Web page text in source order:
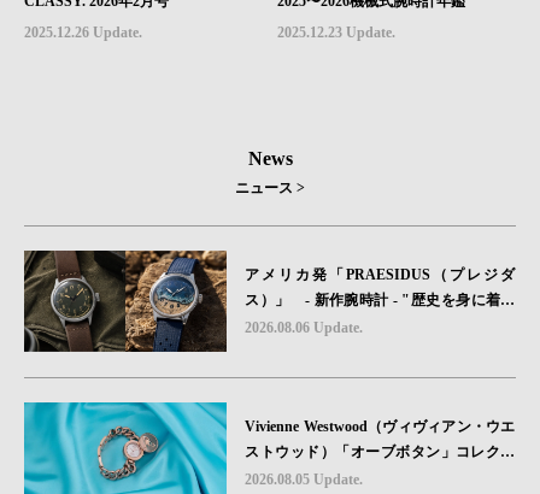
2025.12.26 Update.
2025.12.23 Update.
News
ニュース >
アメリカ発「PRAESIDUS（プレジダ
ス）」 - 新作腕時計 - "歴史を身に着け
る“ -戦場を駆け抜けたWillys MBのボンネ
砂を文字盤に閉じ込めた「A-11」コレク
2026.08.06 Update.
Vivienne Westwood（ヴィヴィアン・ウエ
ストウッド）「オーブボタン」コレクシ
ョンに、⽇本限定カラーのローズゴール
2026.08.05 Update.